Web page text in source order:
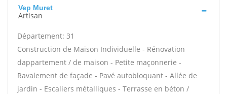
Vep Muret
Artisan
Département: 31
Construction de Maison Individuelle - Rénovation
dappartement / de maison - Petite maçonnerie -
Ravalement de façade - Pavé autobloquant - Allée de
jardin - Escaliers métalliques - Terrasse en béton /